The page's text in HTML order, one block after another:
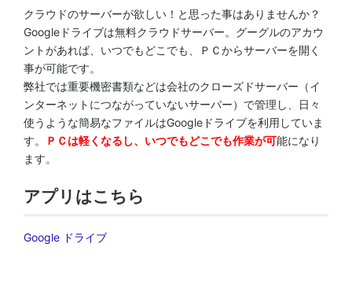
クラウドのサーバーが欲しい！と思った事はありませんか？
Googleドライブは無料クラウドサーバー。グーグルのアカウ
ントがあれば、いつでもどこでも、ＰＣからサーバーを開く
事が可能です。
弊社では重要機密書類などは会社のクローズドサーバー（イ
ンターネットにつながっていないサーバー）で管理し、日々
使うような簡易なファイルはGoogleドライブを利用していま
す。
ＰＣは軽くなるし、いつでもどこでも作業が可能になり
ます。
アプリはこちら
Google ドライブ